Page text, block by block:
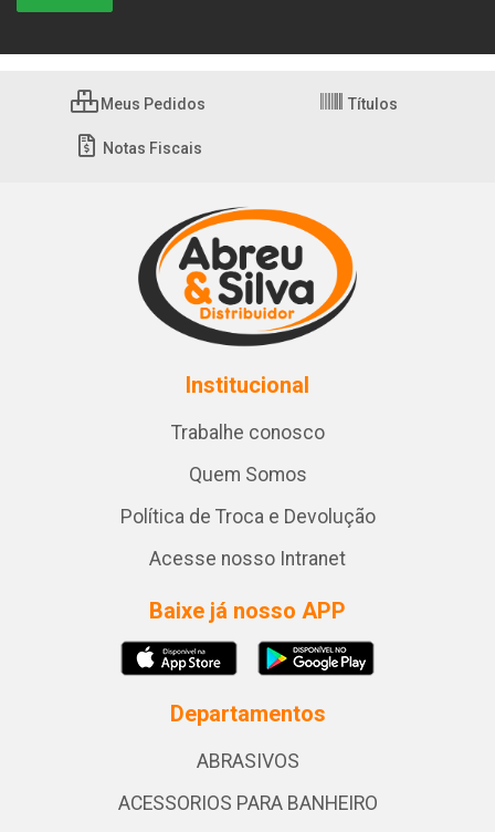
Meus Pedidos Títulos
Notas Fiscais
Institucional
Trabalhe conosco
Quem Somos
Política de Troca e Devolução
Acesse nosso Intranet
Baixe já nosso APP
Departamentos
ABRASIVOS
ACESSORIOS PARA BANHEIRO